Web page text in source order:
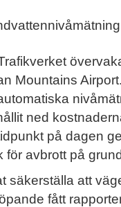
Mountains
ned
på dagen
för avbrott på
säkerställa att
fått